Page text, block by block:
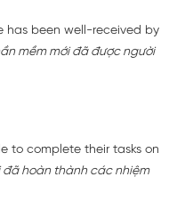
has been well-received by
mềm mới đã được người
to complete their tasks on
đã hoàn thành các nhiệm